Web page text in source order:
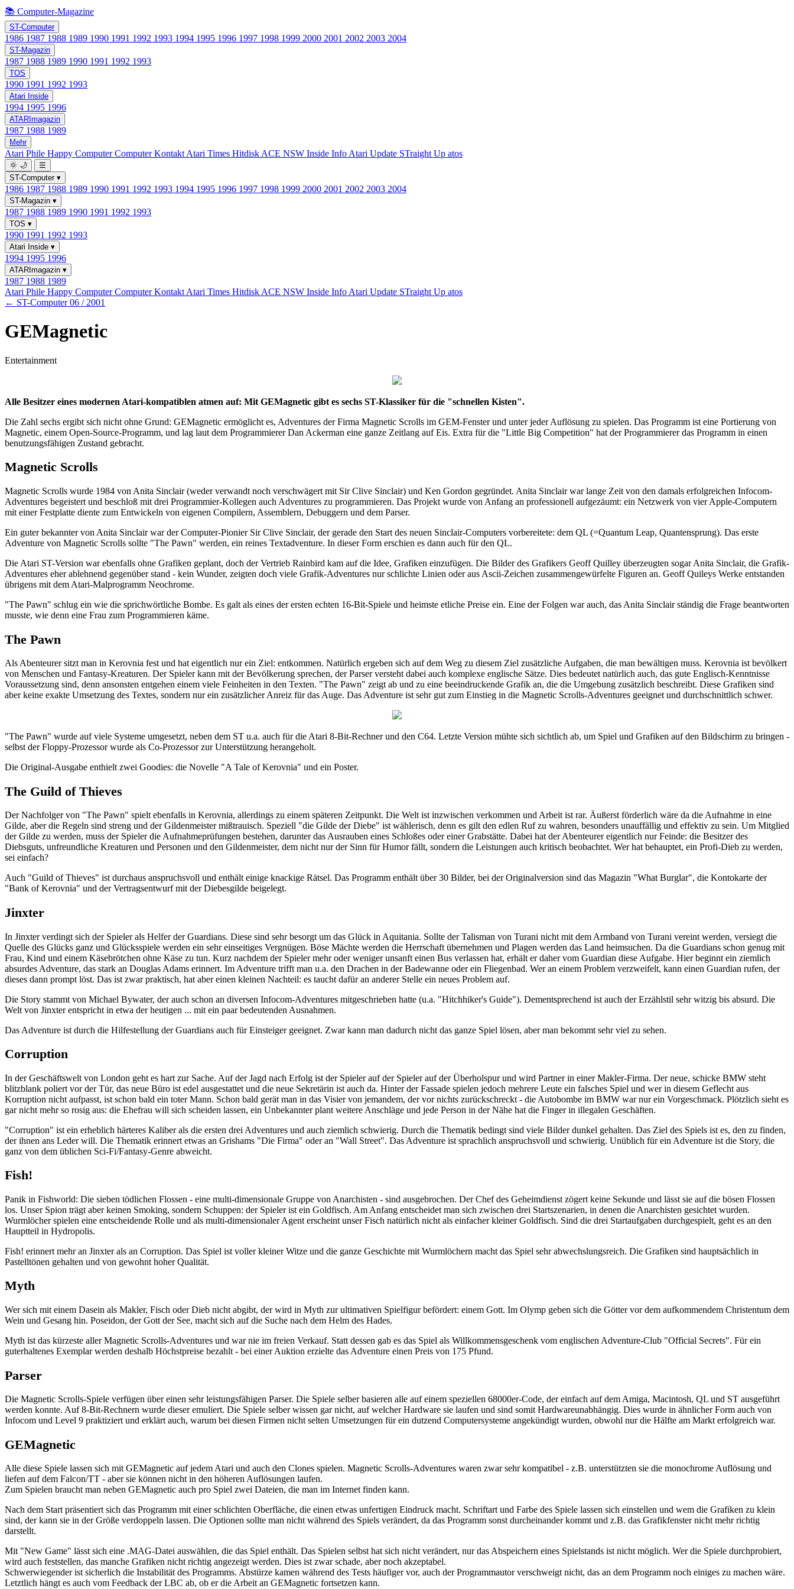
📚 Computer-Magazine
ST-Computer
1986 1987 1988 1989 1990 1991 1992 1993 1994 1995 1996 1997 1998 1999 2000 2001 2002 2003 2004
ST-Magazin
1987 1988 1989 1990 1991 1992 1993
TOS
1990 1991 1992 1993
Atari Inside
1994 1995 1996
ATARImagazin
1987 1988 1989
Mehr
Atari Phile Happy ComputerComputer Kontakt Atari Times Hitdisk ACE NSW Inside Info Atari Update STraight Up atos
🌞 🌙
☰
ST-Computer ▾
1986 1987 1988 1989 1990 1991 1992 1993 1994 1995 1996 1997 1998 1999 2000 2001 2002 2003 2004
ST-Magazin ▾
1987 1988 1989 1990 1991 1992 1993
TOS ▾
1990 1991 1992 1993
Atari Inside ▾
1994 1995 1996
ATARImagazin ▾
1987 1988 1989
Atari Phile Happy ComputerComputer Kontakt Atari Times Hitdisk ACE NSW Inside Info Atari Update STraight Up atos
← ST-Computer 06 / 2001
GEMagnetic
Entertainment
Alle Besitzer eines modernen Atari-kompatiblen atmen auf: Mit GEMagnetic gibt es sechs ST-Klassiker für die "schnellen Kisten".
Die Zahl sechs ergibt sich nicht ohne Grund: GEMagnetic ermöglicht es, Adventures der Firma Magnetic Scrolls im GEM-Fenster und unter jeder Auflösung zu spielen. Das Programm ist eine Portierung von
Magnetic, einem Open-Source-Programm, und lag laut dem Programmierer Dan Ackerman eine ganze Zeitlang auf Eis. Extra für die "Little Big Competition" hat der Programmierer das Programm in einen
benutzungsfähigen Zustand gebracht.
Magnetic Scrolls
Magnetic Scrolls wurde 1984 von Anita Sinclair (weder verwandt noch verschwägert mit Sir Clive Sinclair) und Ken Gordon gegründet. Anita Sinclair war lange Zeit von den damals erfolgreichen Infocom-
Adventures begeistert und beschloß mit drei Programmier-Kollegen auch Adventures zu programmieren. Das Projekt wurde von Anfang an professionell aufgezäumt: ein Netzwerk von vier Apple-Computern
mit einer Festplatte diente zum Entwickeln von eigenen Compilern, Assemblern, Debuggern und dem Parser.
Ein guter bekannter von Anita Sinclair war der Computer-Pionier Sir Clive Sinclair, der gerade den Start des neuen Sinclair-Computers vorbereitete: dem QL (=Quantum Leap, Quantensprung). Das erste
Adventure von Magnetic Scrolls sollte "The Pawn" werden, ein reines Textadventure. In dieser Form erschien es dann auch für den QL.
Die Atari ST-Version war ebenfalls ohne Grafiken geplant, doch der Vertrieb Rainbird kam auf die Idee, Grafiken einzufügen. Die Bilder des Grafikers Geoff Quilley überzeugten sogar Anita Sinclair, die Grafik-
Adventures eher ablehnend gegenüber stand - kein Wunder, zeigten doch viele Grafik-Adventures nur schlichte Linien oder aus Ascii-Zeichen zusammengewürfelte Figuren an. Geoff Quileys Werke entstanden
übrigens mit dem Atari-Malprogramm Neochrome.
"The Pawn" schlug ein wie die sprichwörtliche Bombe. Es galt als eines der ersten echten 16-Bit-Spiele und heimste etliche Preise ein. Eine der Folgen war auch, das Anita Sinclair ständig die Frage beantworten
musste, wie denn eine Frau zum Programmieren käme.
The Pawn
Als Abenteurer sitzt man in Kerovnia fest und hat eigentlich nur ein Ziel: entkommen. Natürlich ergeben sich auf dem Weg zu diesem Ziel zusätzliche Aufgaben, die man bewältigen muss. Kerovnia ist bevölkert
von Menschen und Fantasy-Kreaturen. Der Spieler kann mit der Bevölkerung sprechen, der Parser versteht dabei auch komplexe englische Sätze. Dies bedeutet natürlich auch, das gute Englisch-Kenntnisse
Voraussetzung sind, denn ansonsten entgehen einem viele Feinheiten in den Texten. "The Pawn" zeigt ab und zu eine beeindruckende Grafik an, die die Umgebung zusätzlich beschreibt. Diese Grafiken sind
aber keine exakte Umsetzung des Textes, sondern nur ein zusätzlicher Anreiz für das Auge. Das Adventure ist sehr gut zum Einstieg in die Magnetic Scrolls-Adventures geeignet und durchschnittlich schwer.
"The Pawn" wurde auf viele Systeme umgesetzt, neben dem ST u.a. auch für die Atari 8-Bit-Rechner und den C64. Letzte Version mühte sich sichtlich ab, um Spiel und Grafiken auf den Bildschirm zu bringen -
selbst der Floppy-Prozessor wurde als Co-Prozessor zur Unterstützung herangeholt.
Die Original-Ausgabe enthielt zwei Goodies: die Novelle "A Tale of Kerovnia" und ein Poster.
The Guild of Thieves
Der Nachfolger von "The Pawn" spielt ebenfalls in Kerovnia, allerdings zu einem späteren Zeitpunkt. Die Welt ist inzwischen verkommen und Arbeit ist rar. Äußerst förderlich wäre da die Aufnahme in eine
Gilde, aber die Regeln sind streng und der Gildenmeister mißtrauisch. Speziell "die Gilde der Diebe" ist wählerisch, denn es gilt den edlen Ruf zu wahren, besonders unauffällig und effektiv zu sein. Um Mitglied
der Gilde zu werden, muss der Spieler die Aufnahmeprüfungen bestehen, darunter das Ausrauben eines Schloßes oder einer Grabstätte. Dabei hat der Abenteurer eigentlich nur Feinde: die Besitzer des
Diebsguts, unfreundliche Kreaturen und Personen und den Gildenmeister, dem nicht nur der Sinn für Humor fällt, sondern die Leistungen auch kritisch beobachtet. Wer hat behauptet, ein Profi-Dieb zu werden,
sei einfach?
Auch "Guild of Thieves" ist durchaus anspruchsvoll und enthält einige knackige Rätsel. Das Programm enthält über 30 Bilder, bei der Originalversion sind das Magazin "What Burglar", die Kontokarte der
"Bank of Kerovnia" und der Vertragsentwurf mit der Diebesgilde beigelegt.
Jinxter
In Jinxter verdingt sich der Spieler als Helfer der Guardians. Diese sind sehr besorgt um das Glück in Aquitania. Sollte der Talisman von Turani nicht mit dem Armband von Turani vereint werden, versiegt die
Quelle des Glücks ganz und Glücksspiele werden ein sehr einseitiges Vergnügen. Böse Mächte werden die Herrschaft übernehmen und Plagen werden das Land heimsuchen. Da die Guardians schon genug mit
Frau, Kind und einem Käsebrötchen ohne Käse zu tun. Kurz nachdem der Spieler mehr oder weniger unsanft einen Bus verlassen hat, erhält er daher vom Guardian diese Aufgabe. Hier beginnt ein ziemlich
absurdes Adventure, das stark an Douglas Adams erinnert. Im Adventure trifft man u.a. den Drachen in der Badewanne oder ein Fliegenbad. Wer an einem Problem verzweifelt, kann einen Guardian rufen, der
dieses dann prompt löst. Das ist zwar praktisch, hat aber einen kleinen Nachteil: es taucht dafür an anderer Stelle ein neues Problem auf.
Die Story stammt von Michael Bywater, der auch schon an diversen Infocom-Adventures mitgeschrieben hatte (u.a. "Hitchhiker's Guide"). Dementsprechend ist auch der Erzählstil sehr witzig bis absurd. Die
Welt von Jinxter entspricht in etwa der heutigen ... mit ein paar bedeutenden Ausnahmen.
Das Adventure ist durch die Hilfestellung der Guardians auch für Einsteiger geeignet. Zwar kann man dadurch nicht das ganze Spiel lösen, aber man bekommt sehr viel zu sehen.
Corruption
In der Geschäftswelt von London geht es hart zur Sache. Auf der Jagd nach Erfolg ist der Spieler auf der Spieler auf der Überholspur und wird Partner in einer Makler-Firma. Der neue, schicke BMW steht
blitzblank poliert vor der Tür, das neue Büro ist edel ausgestattet und die neue Sekretärin ist auch da. Hinter der Fassade spielen jedoch mehrere Leute ein falsches Spiel und wer in diesem Geflecht aus
Korruption nicht aufpasst, ist schon bald ein toter Mann. Schon bald gerät man in das Visier von jemandem, der vor nichts zurückschreckt - die Autobombe im BMW war nur ein Vorgeschmack. Plötzlich sieht es
gar nicht mehr so rosig aus: die Ehefrau will sich scheiden lassen, ein Unbekannter plant weitere Anschläge und jede Person in der Nähe hat die Finger in illegalen Geschäften.
"Corruption" ist ein erheblich härteres Kaliber als die ersten drei Adventures und auch ziemlich schwierig. Durch die Thematik bedingt sind viele Bilder dunkel gehalten. Das Ziel des Spiels ist es, den zu finden,
der ihnen ans Leder will. Die Thematik erinnert etwas an Grishams "Die Firma" oder an "Wall Street". Das Adventure ist sprachlich anspruchsvoll und schwierig. Unüblich für ein Adventure ist die Story, die
ganz von dem üblichen Sci-Fi/Fantasy-Genre abweicht.
Fish!
Panik in Fishworld: Die sieben tödlichen Flossen - eine multi-dimensionale Gruppe von Anarchisten - sind ausgebrochen. Der Chef des Geheimdienst zögert keine Sekunde und lässt sie auf die bösen Flossen
los. Unser Spion trägt aber keinen Smoking, sondern Schuppen: der Spieler ist ein Goldfisch. Am Anfang entscheidet man sich zwischen drei Startszenarien, in denen die Anarchisten gesichtet wurden.
Wurmlöcher spielen eine entscheidende Rolle und als multi-dimensionaler Agent erscheint unser Fisch natürlich nicht als einfacher kleiner Goldfisch. Sind die drei Startaufgaben durchgespielt, geht es an den
Hauptteil in Hydropolis.
Fish! erinnert mehr an Jinxter als an Corruption. Das Spiel ist voller kleiner Witze und die ganze Geschichte mit Wurmlöchern macht das Spiel sehr abwechslungsreich. Die Grafiken sind hauptsächlich in
Pastelltönen gehalten und von gewohnt hoher Qualität.
Myth
Wer sich mit einem Dasein als Makler, Fisch oder Dieb nicht abgibt, der wird in Myth zur ultimativen Spielfigur befördert: einem Gott. Im Olymp geben sich die Götter vor dem aufkommendem Christentum dem
Wein und Gesang hin. Poseidon, der Gott der See, macht sich auf die Suche nach dem Helm des Hades.
Myth ist das kürzeste aller Magnetic Scrolls-Adventures und war nie im freien Verkauf. Statt dessen gab es das Spiel als Willkommensgeschenk vom englischen Adventure-Club "Official Secrets". Für ein
guterhaltenes Exemplar werden deshalb Höchstpreise bezahlt - bei einer Auktion erzielte das Adventure einen Preis von 175 Pfund.
Parser
Die Magnetic Scrolls-Spiele verfügen über einen sehr leistungsfähigen Parser. Die Spiele selber basieren alle auf einem speziellen 68000er-Code, der einfach auf dem Amiga, Macintosh, QL und ST ausgeführt
werden konnte. Auf 8-Bit-Rechnern wurde dieser emuliert. Die Spiele selber wissen gar nicht, auf welcher Hardware sie laufen und sind somit Hardwareunabhängig. Dies wurde in ähnlicher Form auch von
Infocom und Level 9 praktiziert und erklärt auch, warum bei diesen Firmen nicht selten Umsetzungen für ein dutzend Computersysteme angekündigt wurden, obwohl nur die Hälfte am Markt erfolgreich war.
GEMagnetic
Alle diese Spiele lassen sich mit GEMagnetic auf jedem Atari und auch den Clones spielen. Magnetic Scrolls-Adventures waren zwar sehr kompatibel - z.B. unterstützten sie die monochrome Auflösung und
liefen auf dem Falcon/TT - aber sie können nicht in den höheren Auflösungen laufen.
Zum Spielen braucht man neben GEMagnetic auch pro Spiel zwei Dateien, die man im Internet finden kann.
Nach dem Start präsentiert sich das Programm mit einer schlichten Oberfläche, die einen etwas unfertigen Eindruck macht. Schriftart und Farbe des Spiele lassen sich einstellen und wem die Grafiken zu klein
sind, der kann sie in der Größe verdoppeln lassen. Die Optionen sollte man nicht während des Spiels verändert, da das Programm sonst durcheinander kommt und z.B. das Grafikfenster nicht mehr richtig
darstellt.
Mit "New Game" lässt sich eine .MAG-Datei auswählen, die das Spiel enthält. Das Spielen selbst hat sich nicht verändert, nur das Abspeichern eines Spielstands ist nicht möglich. Wer die Spiele durchprobiert,
wird auch feststellen, das manche Grafiken nicht richtig angezeigt werden. Dies ist zwar schade, aber noch akzeptabel.
Schwerwiegender ist sicherlich die Instabilität des Programms. Abstürze kamen während des Tests häufiger vor, auch der Programmautor verschweigt nicht, das an dem Programm noch einiges zu machen wäre.
Letztlich hängt es auch vom Feedback der LBC ab, ob er die Arbeit an GEMagnetic fortsetzen kann.